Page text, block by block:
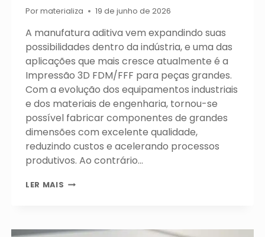
Pormaterializa 19 de junho de 2026
A manufatura aditiva vem expandindo suas
possibilidades dentro da indústria, e uma das
aplicações que mais cresce atualmente é a
Impressão 3D FDM/FFF para peças grandes.
Com a evolução dos equipamentos industriais
e dos materiais de engenharia, tornou-se
possível fabricar componentes de grandes
dimensões com excelente qualidade,
reduzindo custos e acelerando processos
produtivos. Ao contrário…
LER MAIS IMPRESSÃO
PEÇAS